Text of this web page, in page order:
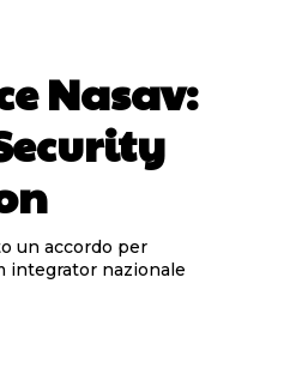
Nasav:
un accordo per
integrator nazionale